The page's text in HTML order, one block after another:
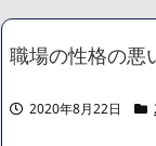
れる』って言ってる
NEW!
熊本県内で◯◯者
年収1500万の父
職場の性格の悪
2020年8月22日